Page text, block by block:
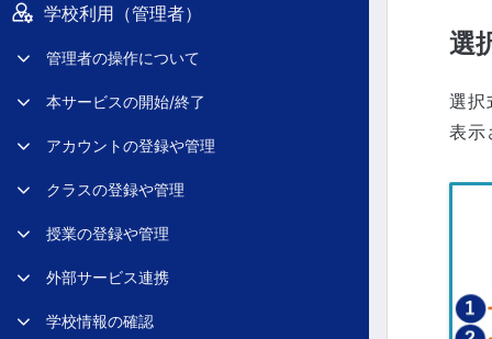
学校利用（管理者）
管理者の操作について
本サービスの開始/終了
アカウントの登録や管理
クラスの登録や管理
授業の登録や管理
外部サービス連携
学校情報の確認
選
選択
表示